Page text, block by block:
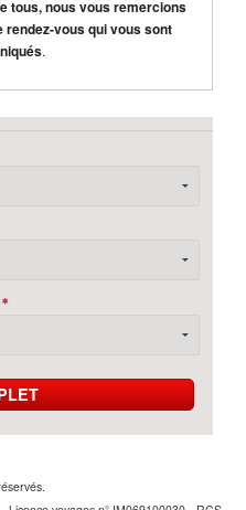
tous, nous vous remercions
vous qui vous sont
.